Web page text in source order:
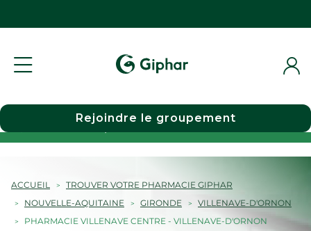
Choisir une pharmacie
Rejoindre le groupement
ACCUEIL
TROUVER VOTRE PHARMACIE GIPHAR
NOUVELLE-AQUITAINE
GIRONDE
VILLENAVE-D'ORNON
PHARMACIE VILLENAVE CENTRE - VILLENAVE-D'ORNON